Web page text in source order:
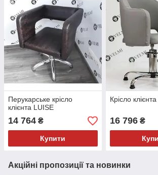
Перукарське крісло
клієнта LUISE
14 764 ₴
Купити
Крісло
16 796₴
Акційні пропозиції та новинки